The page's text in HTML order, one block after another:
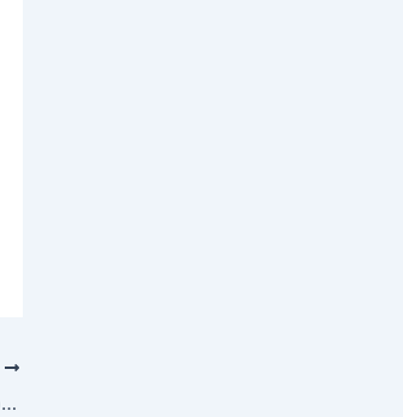
Quels sont les articles pour les pique-niques ?